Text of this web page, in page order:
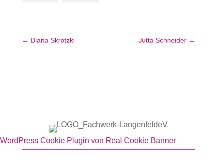
← Diana Skrotzki Jutta Schneider →
WordPress Cookie Plugin von Real Cookie Banner